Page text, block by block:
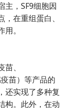
主，SF9细胞因
在重组蛋白、
。
、
苗）等产品的
还实现了多种复
构。此外，在动